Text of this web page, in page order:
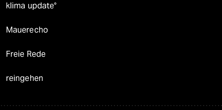
klima update°
Mauerecho
Freie Rede
reingehen